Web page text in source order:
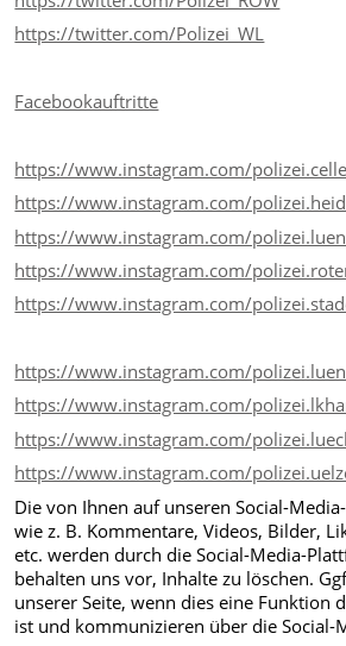
https://twitter.com/Polizei_WL
Facebookauftritte
https://www.instagram.com/polizei.celle
https://www.instagram.com/
https://www.instagram.com/
https://www.instagram.com/
https://www.instagram.com/
https://www.instagram.com/
https://www.instagram.com/
https://www.instagram.com/
https://www.instagram.com/
Die von Ihnen auf unseren Social-
wie z. B. Kommentare, Videos, Bilder,
etc. werden durch die Social-Media-
behalten uns vor, Inhalte zu löschen.
unserer Seite, wenn dies eine Funktion
ist und kommunizieren über die